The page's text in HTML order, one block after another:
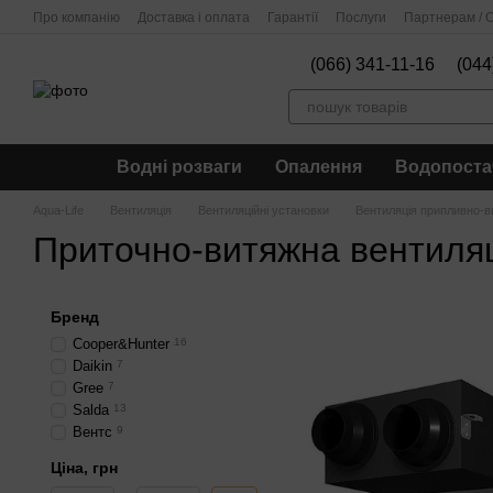
Перейти до основного контенту
Про компанію Доставка і оплата Гарантії Послуги Партнерам /
(066) 341-11-16
Водні розваги Опалення
Aqua-Life Вентиляція Вентиляційні установки Вентиляція припливно-
Приточно-витяжна
Бренд
Cooper&Hunter 16
Daikin 7
Gree 7
Salda 13
Вентс 9
Ціна, грн